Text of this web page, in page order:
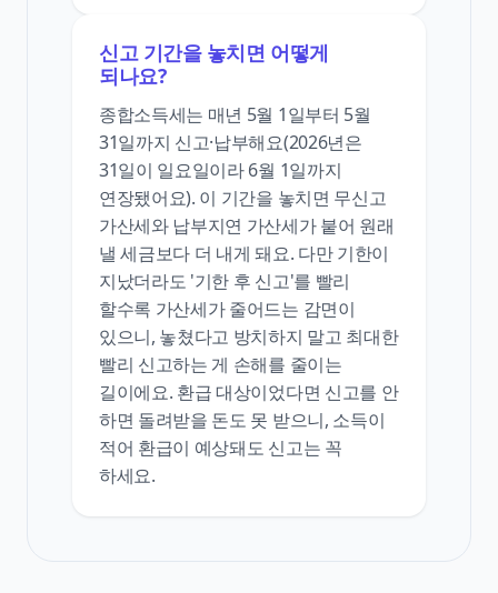
신고 기간을 놓치면 어떻게
되나요?
종합소득세는 매년 5월 1일부터 5월
31일까지 신고·납부해요(2026년은
31일이 일요일이라 6월 1일까지
연장됐어요). 이 기간을 놓치면 무신고
가산세와 납부지연 가산세가 붙어 원래
낼 세금보다 더 내게 돼요. 다만 기한이
지났더라도 '기한 후 신고'를 빨리
할수록 가산세가 줄어드는 감면이
있으니, 놓쳤다고 방치하지 말고 최대한
빨리 신고하는 게 손해를 줄이는
길이에요. 환급 대상이었다면 신고를 안
하면 돌려받을 돈도 못 받으니, 소득이
적어 환급이 예상돼도 신고는 꼭
하세요.